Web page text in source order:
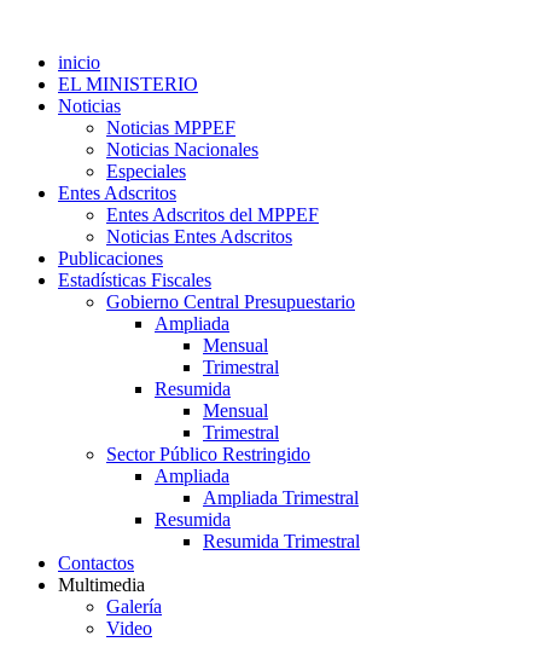
inicio
EL MINISTERIO
Noticias
Noticias MPPEF
Noticias Nacionales
Especiales
Entes Adscritos
Entes Adscritos del MPPEF
Noticias Entes Adscritos
Publicaciones
Estadísticas Fiscales
Gobierno Central Presupuestario
Ampliada
Mensual
Trimestral
Resumida
Mensual
Trimestral
Sector Público Restringido
Ampliada
Ampliada Trimestral
Resumida
Resumida Trimestral
Contactos
Multimedia
Galería
Video